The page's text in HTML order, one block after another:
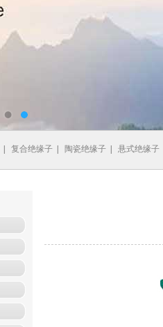
复合绝缘子 陶瓷绝缘子 悬式绝缘子